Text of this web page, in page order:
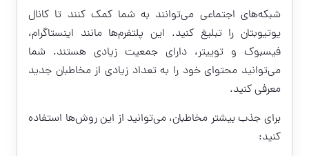
شبکه‌های اجتماعی می‌توانند به شما کمک کنند تا کانال
یوتیوبتان را تبلیغ کنید. این پلتفرم‌ها مانند اینستاگرام،
فیسبوک و توییتر، دارای جمعیت زیادی هستند. شما
می‌توانید محتوای خود را به تعداد زیادی از مخاطبان جدید
معرفی کنید.
برای جذب بیشتر مخاطبان، می‌توانید از این روش‌ها استفاده
کنید: